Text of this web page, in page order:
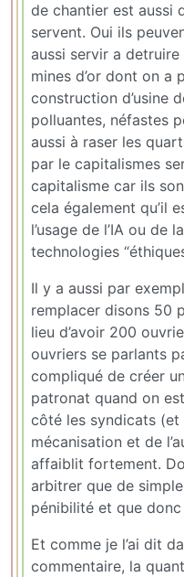
de chantier est aussi
servent. Oui ils
aussi servir a
mines d’or dont on a
construction d’usine
polluantes, néfastes
aussi à raser les
par le capitalismes
capitalisme car ils
cela également qu’il
l’usage de l’IA ou de
technologies
Il y a aussi par
remplacer disons 50
lieu d’avoir 200
ouvriers se parlants
compliqué de créer
patronat quand on
côté les syndicats
mécanisation et de
affaiblit fortement.
arbitrer que de
pénibilité et que donc
Et comme je l’ai dit
commentaire, la